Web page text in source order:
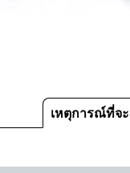
เหตุการณ์ที่จ